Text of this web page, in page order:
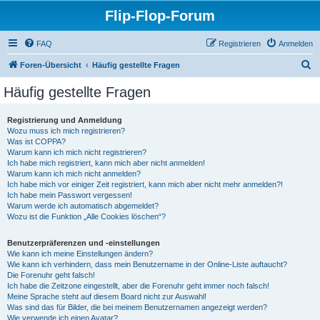
Flip-Flop-Forum
FAQ Anmelden
Registrieren
Foren-Übersicht Häufig gestellte Fragen
Häufig gestellte Fragen
Registrierung und Anmeldung
Wozu muss ich mich registrieren?
Was ist COPPA?
Warum kann ich mich nicht registrieren?
Ich habe mich registriert, kann mich aber nicht anmelden!
Warum kann ich mich nicht anmelden?
Ich habe mich vor einiger Zeit registriert, kann mich aber nicht mehr anmelden?!
Ich habe mein Passwort vergessen!
Warum werde ich automatisch abgemeldet?
Wozu ist die Funktion „Alle Cookies löschen“?
Benutzerpräferenzen und -einstellungen
Wie kann ich meine Einstellungen ändern?
Wie kann ich verhindern, dass mein Benutzername in der Online-Liste auftaucht?
Die Forenuhr geht falsch!
Ich habe die Zeitzone eingestellt, aber die Forenuhr geht immer noch falsch!
Meine Sprache steht auf diesem Board nicht zur Auswahl!
Was sind das für Bilder, die bei meinem Benutzernamen angezeigt werden?
Wie verwende ich einen Avatar?